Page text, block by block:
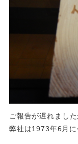
ご報告が遅れました
弊社は1973年6月